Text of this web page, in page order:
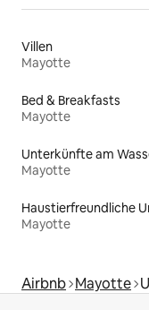
Villen
Mayotte
Bed & Breakfasts
Mayotte
Unterkünfte am
Mayotte
Mayotte
Airbnb Mayotte